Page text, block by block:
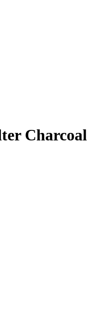
Charcoal